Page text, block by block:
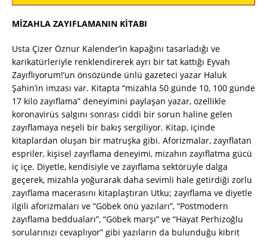
MİZAHLA ZAYIFLAMANIN KİTABI
Usta Çizer Öznur Kalender’in kapağını tasarladığı ve
karikatürleriyle renklendirerek ayrı bir tat kattığı Eyvah
Zayıflıyorum!’un önsözünde ünlü gazeteci yazar Haluk
Şahin’in imzası var. Kitapta “mizahla 50 günde 10, 100 günde
17 kilo zayıflama” deneyimini paylaşan yazar, özellikle
koronavirüs salgını sonrası ciddi bir sorun haline gelen
zayıflamaya neşeli bir bakış sergiliyor. Kitap, içinde
kitaplardan oluşan bir matruşka gibi. Aforizmalar, zayıflatan
espriler, kişisel zayıflama deneyimi, mizahın zayıflatma gücü
iç içe. Diyetle, kendisiyle ve zayıflama sektörüyle dalga
geçerek, mizahla yoğurarak daha sevimli hale getirdiği zorlu
zayıflama macerasını kitaplaştıran Utku; zayıflama ve diyetle
ilgili aforizmaları ve “Göbek önü yazıları”, “Postmodern
zayıflama bedduaları”, “Göbek marşı” ve “Hayat Perhizoğlu
sorularınızı cevaplıyor” gibi yazıların da bulunduğu kibrit